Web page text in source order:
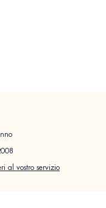
al vostro servizio